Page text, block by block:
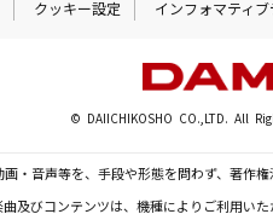
クッキー設定 インフォマティ
© DAIICHIKOSHO CO.,LTD. All
・音声等を、手段や形態を問わず、著作
曲及びコンテンツは、機種によりご利用いた